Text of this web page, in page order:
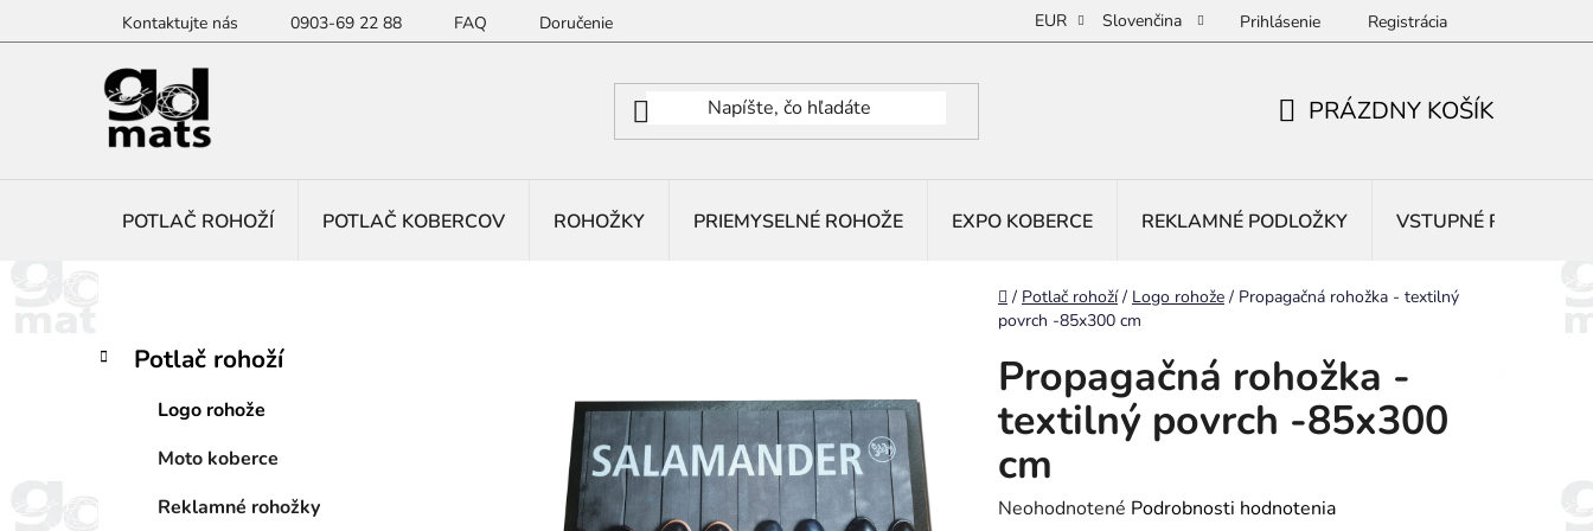
na
Kontaktujte nás 0903-69 22 88 FAQ Doručenie EUR Slovenčina Prihlásenie Registrácia
PRÁZDNY KOŠÍK
POTLAČ ROHOŽÍ POTLAČ KOBERCOV ROHOŽKY PRIEMYSELNÉ ROHOŽE EXPO KOBERCE REKLAMNÉ PODLOŽKY VSTUPNÉ ROHOŽE
Domov
/ Potlač rohoží / Logo rohože / Propagačná rohožka - textilný
povrch -85x300 cm
BPreskočiť
kategórie
K
a
Potlač rohoží
Logo rohože
Moto koberce
Reklamné rohožky
Propagačná rohožka -
textilný povrch -85x300
cm
Priemerné
Neohodnotené Podrobnosti hodnotenia